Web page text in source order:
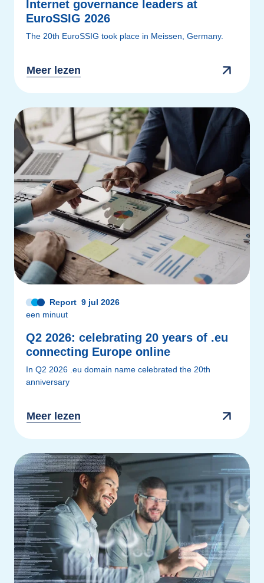
Internet governance leaders at
EuroSSIG 2026
The 20th EuroSSIG took place in Meissen, Germany.
Meer lezen
Report 9 jul 2026
een minuut
Q2 2026: celebrating 20 years of .eu
connecting Europe online
In Q2 2026 .eu domain name celebrated the 20th
anniversary
Meer lezen